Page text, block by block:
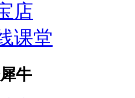
店
课堂
牛